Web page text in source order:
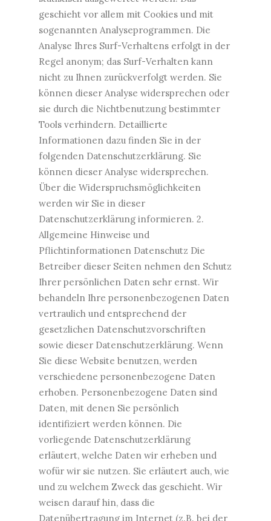
geschieht vor allem mit Cookies und mit
sogenannten Analyseprogrammen. Die
Analyse Ihres Surf-Verhaltens erfolgt in der
Regel anonym; das Surf-Verhalten kann
nicht zu Ihnen zurückverfolgt werden. Sie
können dieser Analyse widersprechen oder
sie durch die Nichtbenutzung bestimmter
Tools verhindern. Detaillierte
Informationen dazu finden Sie in der
folgenden Datenschutzerklärung. Sie
können dieser Analyse widersprechen.
Über die Widerspruchsmöglichkeiten
werden wir Sie in dieser
Datenschutzerklärung informieren. 2.
Allgemeine Hinweise und
Pflichtinformationen Datenschutz Die
Betreiber dieser Seiten nehmen den Schutz
Ihrer persönlichen Daten sehr ernst. Wir
behandeln Ihre personenbezogenen Daten
vertraulich und entsprechend der
gesetzlichen Datenschutzvorschriften
sowie dieser Datenschutzerklärung. Wenn
Sie diese Website benutzen, werden
verschiedene personenbezogene Daten
erhoben. Personenbezogene Daten sind
Daten, mit denen Sie persönlich
identifiziert werden können. Die
vorliegende Datenschutzerklärung
erläutert, welche Daten wir erheben und
wofür wir sie nutzen. Sie erläutert auch, wie
und zu welchem Zweck das geschieht. Wir
weisen darauf hin, dass die
Datenübertragung im Internet (z.B. bei der